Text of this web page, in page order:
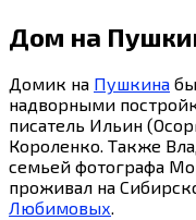
Дом на
Домик на Пушкина
надворными
писатель Ильин
Короленко. Также
семьей фотографа
проживал на
Любимовых.